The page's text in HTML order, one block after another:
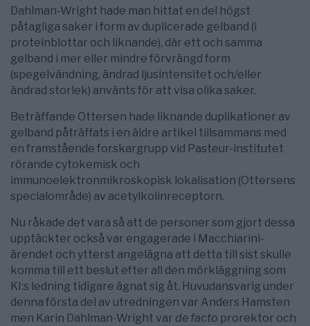
Dahlman-Wright hade man hittat en del högst
påtagliga saker i form av duplicerade gelband (i
proteinblottar och liknande), där ett och samma
gelband i mer eller mindre förvrängd form
(spegelvändning, ändrad ljusintensitet och/eller
ändrad storlek) använts för att visa olika saker.
Beträffande Ottersen hade liknande duplikationer av
gelband påträffats i en äldre artikel tillsammans med
en framstående forskargrupp vid Pasteur-institutet
rörande cytokemisk och
immunoelektronmikroskopisk lokalisation (Ottersens
specialområde) av acetylkolinreceptorn.
Nu råkade det vara så att de personer som gjort dessa
upptäckter också var engagerade i Macchiarini-
ärendet och ytterst angelägna att detta till sist skulle
komma till ett beslut efter all den mörkläggning som
KI:s ledning tidigare ägnat sig åt. Huvudansvarig under
denna första del av utredningen var Anders Hamsten
men Karin Dahlman-Wright var de facto prorektor och